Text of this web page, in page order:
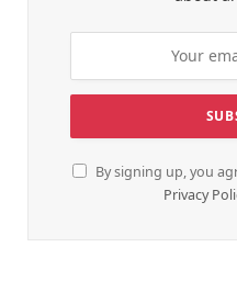
By signing up, you
Privacy